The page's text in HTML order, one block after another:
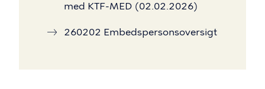
med KTF-MED (02.02.2026)
260202 Embedspersonsoversigt